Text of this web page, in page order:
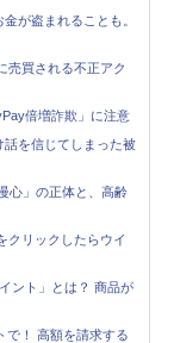
が盗まれることも。
売買される不正アク
倍増詐欺」に注意
話を信じてしまった被
心」の正体と、高齢
クリックしたらウイ
ント」とは？ 商品が
で！ 高額を請求する